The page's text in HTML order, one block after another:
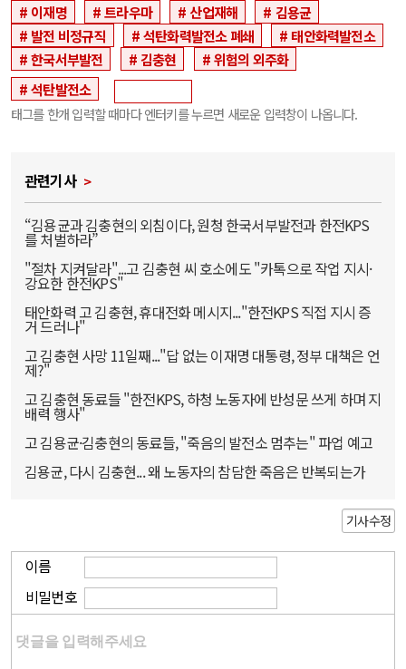
이재명
트라우마 산업재해
김용균
발전 비정규직
석탄화력발전소 폐쇄
태안화력발전소
한국서부발전
김충현
위험의 외주화
석탄발전소
태그를 한개 입력할 때마다 엔터키를 누르면 새로운 입력창이 나옵니다.
관련기사
“김용균과 김충현의 외침이다, 원청 한국서부발전과 한전KPS
를 처벌하라”
"절차 지켜달라"...고 김충현 씨 호소에도 "카톡으로 작업 지시·
강요한 한전KPS"
태안화력 고 김충현, 휴대전화 메시지..."한전KPS 직접 지시 증
거 드러나"
고 김충현 사망 11일째..."답 없는 이재명 대통령, 정부 대책은 언
제?"
고 김충현 동료들 "한전KPS, 하청 노동자에 반성문 쓰게 하며 지
배력 행사"
고 김용균·김충현의 동료들, "죽음의 발전소 멈추는" 파업 예고
김용균, 다시 김충현... 왜 노동자의 참담한 죽음은 반복되는가
기사수정
이름
비밀번호